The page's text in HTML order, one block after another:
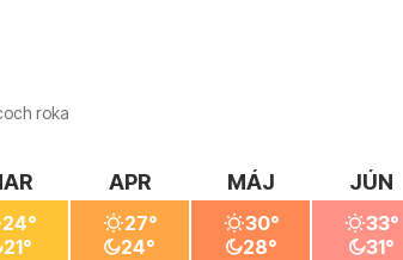
roka
24°
21°
APR
27°
24°
MÁJ
30°
28°
JÚN
33°
31°